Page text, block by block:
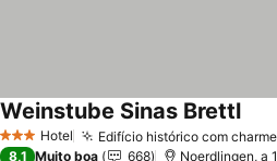
3 EstrelasHotel Edifício histórico com
Weinstube Sinas Brettl
8,1 Muito boa 668 Noerdlingen, a